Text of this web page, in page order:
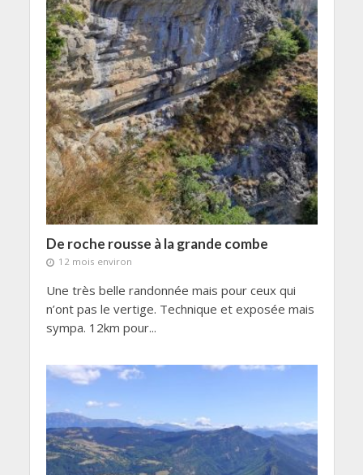
De roche rousse à la grande combe
12 mois environ
Une très belle randonnée mais pour ceux qui
n’ont pas le vertige. Technique et exposée mais
sympa. 12km pour...